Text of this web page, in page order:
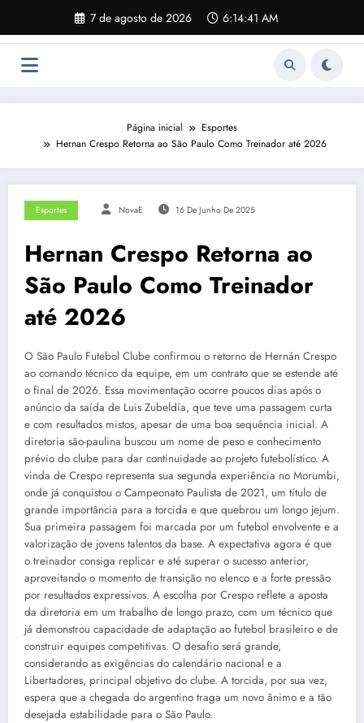
o
7 de agosto de 2026 6:14:42 AM
Página inicial
Esportes
Hernan Crespo Retorna ao São Paulo Como Treinador até 2026
Esportes NovaE 16 De Junho De 2025
Hernan Crespo Retorna ao
São Paulo Como Treinador
até 2026
O São Paulo Futebol Clube confirmou o retorno de Hernán Crespo
ao comando técnico da equipe, em um contrato que se estende até
o final de 2026. Essa movimentação ocorre poucos dias após o
anúncio da saída de Luis Zubeldía, que teve uma passagem curta
e com resultados mistos, apesar de uma boa sequência inicial. A
diretoria são-paulina buscou um nome de peso e conhecimento
prévio do clube para dar continuidade ao projeto futebolístico. A
vinda de Crespo representa sua segunda experiência no Morumbi,
onde já conquistou o Campeonato Paulista de 2021, um título de
grande importância para a torcida e que quebrou um longo jejum.
Sua primeira passagem foi marcada por um futebol envolvente e a
valorização de jovens talentos da base. A expectativa agora é que
o treinador consiga replicar e até superar o sucesso anterior,
aproveitando o momento de transição no elenco e a forte pressão
por resultados expressivos. A escolha por Crespo reflete a aposta
da diretoria em um trabalho de longo prazo, com um técnico que
já demonstrou capacidade de adaptação ao futebol brasileiro e de
construir equipes competitivas. O desafio será grande,
considerando as exigências do calendário nacional e a
Libertadores, principal objetivo do clube. A torcida, por sua vez,
espera que a chegada do argentino traga um novo ânimo e a tão
desejada estabilidade para o São Paulo.